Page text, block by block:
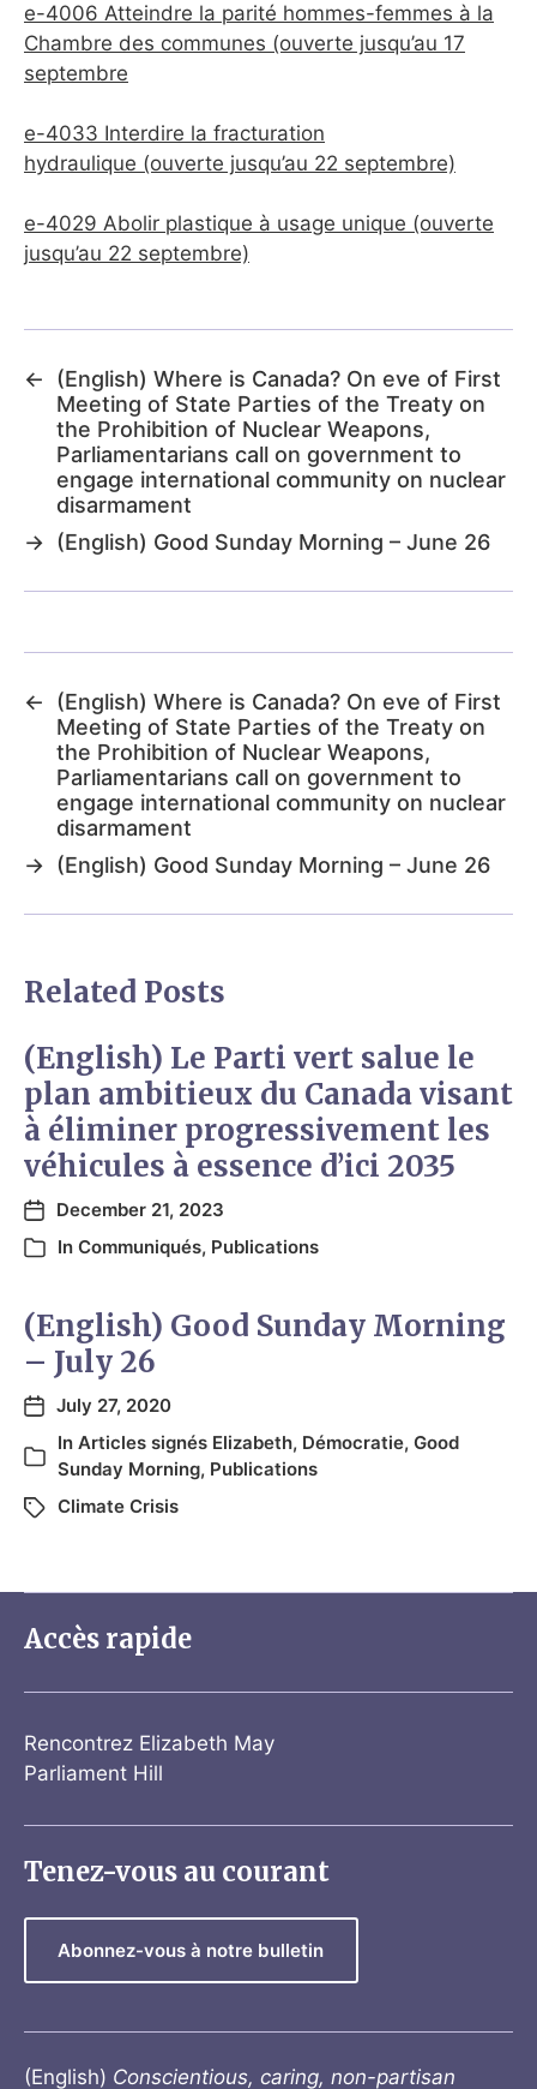
e-4006 Atteindre la parité hommes-femmes à la
Chambre des communes (ouverte jusqu’au 17
septembre
e-4033 Interdire la fracturation
hydraulique (ouverte jusqu’au 22 septembre)
e-4029 Abolir plastique à usage unique (ouverte
jusqu’au 22 septembre)
←
(English) Where is Canada? On eve of First
Meeting of State Parties of the Treaty on
the Prohibition of Nuclear Weapons,
Parliamentarians call on government to
engage international community on nuclear
disarmament
→ (English) Good Sunday Morning – June 26
←
(English) Where is Canada? On eve of First
Meeting of State Parties of the Treaty on
the Prohibition of Nuclear Weapons,
Parliamentarians call on government to
engage international community on nuclear
disarmament
→ (English) Good Sunday Morning – June 26
Related Posts
(English) Le Parti vert salue le
plan ambitieux du Canada visant
à éliminer progressivement les
véhicules à essence d’ici 2035
December 21, 2023
In Communiqués, Publications
(English) Good Sunday Morning
– July 26
July 27, 2020
In Articles signés Elizabeth, Démocratie, Good
Sunday Morning, Publications
Climate Crisis
Accès rapide
Rencontrez Elizabeth May
Parliament Hill
Tenez-vous au courant
Abonnez-vous à notre bulletin
(English) Conscientious, caring, non-partisan